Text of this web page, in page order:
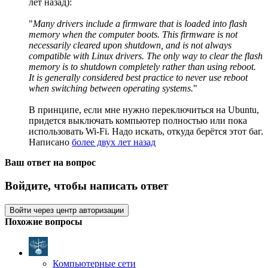
лет назад):
"Many drivers include a firmware that is loaded into flash
memory when the computer boots. This firmware is not
necessarily cleared upon shutdown, and is not always
compatible with Linux drivers. The only way to clear the flash
memory is to shutdown completely rather than using reboot.
It is generally considered best practice to never use reboot
when switching between operating systems."
В принципе, если мне нужно переключиться на Ubuntu,
придется выключать компьютер полностью или пока
использовать Wi-Fi. Надо искать, откуда берётся этот баг.
Написано более двух лет назад
Ваш ответ на вопрос
Войдите, чтобы написать ответ
Войти через центр авторизации
Похожие вопросы
Компьютерные сети